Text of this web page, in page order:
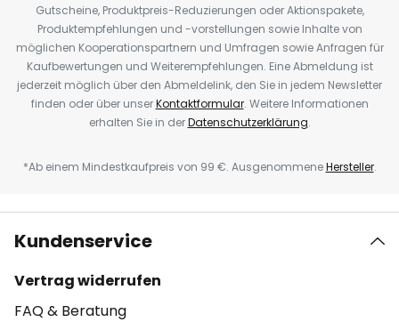
Gutscheine, Produktpreis-Reduzierungen oder Aktionspakete,
Produktempfehlungen und -vorstellungen sowie Inhalte von
möglichen Kooperationspartnern und Umfragen sowie Anfragen für
Kaufbewertungen und Weiterempfehlungen. Eine Abmeldung ist
jederzeit möglich über den Abmeldelink, den Sie in jedem Newsletter
finden oder über unserKontaktformular. Weitere Informationen
erhalten Sie in derDatenschutzerklärung.
*Ab einem Mindestkaufpreis von 99 €. AusgenommeneHersteller.
Kundenservice
Vertrag widerrufen
FAQ & Beratung